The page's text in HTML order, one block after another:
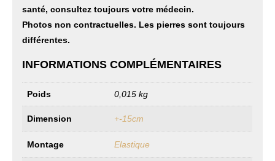
santé, consultez toujours votre médecin.
Photos non contractuelles. Les pierres sont toujours
différentes.
INFORMATIONS COMPLÉMENTAIRES
Poids 0,015 kg
Dimension +-15cm
Montage Elastique